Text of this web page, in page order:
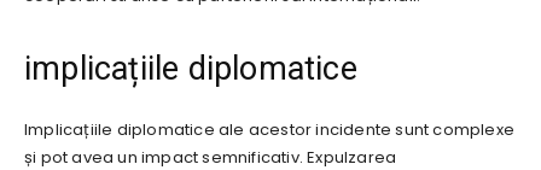
implicațiile diplomatice
Implicațiile diplomatice ale acestor incidente sunt complexe
și pot avea un impact semnificativ. Expulzarea